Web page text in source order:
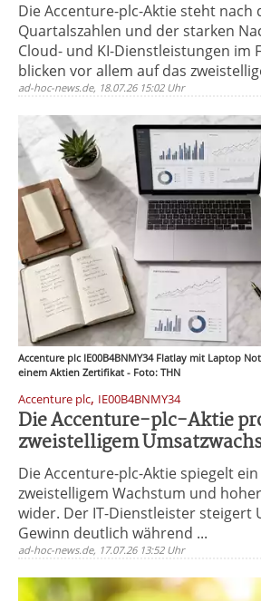
Die Accenture-plc-Aktie steht nach
Quartalszahlen und der starken
Cloud- und KI-Dienstleistungen im
blicken vor allem auf das
ad-hoc-news.de, 18.07.26 15:02 Uhr
Accenture plc IE00B4BNMY34 Flatlay mit Laptop
einem Aktien Zertifikat - Foto: THN
Accenture plc, IE00B4BNMY34
Die Accenture-plc-Aktie
zweistelligem
Die Accenture-plc-Aktie spiegelt
zweistelligem Wachstum und
wider. Der IT-Dienstleister steigert
Gewinn deutlich während ...
ad-hoc-news.de, 17.07.26 13:52 Uhr